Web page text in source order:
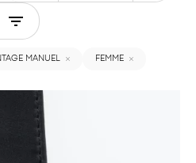
MANUEL FEMME